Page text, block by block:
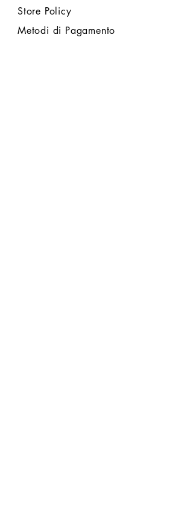
Store Policy
Metodi di Pagamento